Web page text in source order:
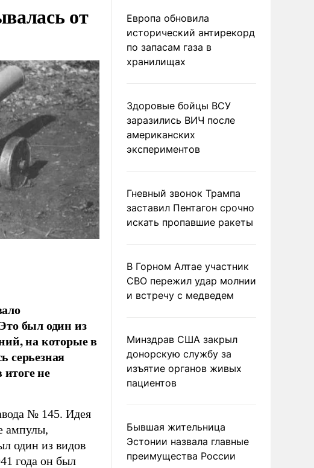
от
был один из
на которые в
серьезная
не
№ 145. Идея
ампулы,
один из видов
года он был
Европа обновила
исторический антирекорд
по запасам газа в
хранилищах
Здоровые бойцы ВСУ
заразились ВИЧ после
американских
экспериментов
Гневный звонок Трампа
заставил Пентагон срочно
искать пропавшие ракеты
В Горном Алтае участник
СВО пережил удар молнии
и встречу с медведем
Минздрав США закрыл
донорскую службу за
изъятие органов живых
пациентов
Бывшая жительница
Эстонии назвала главные
преимущества России